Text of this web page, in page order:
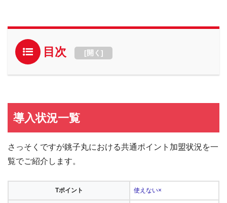
目次 [開く ]
導入状況一覧
さっそくですが銚子丸における共通ポイント加盟状況を一
覧でご紹介します。
Tポイント 使えない×